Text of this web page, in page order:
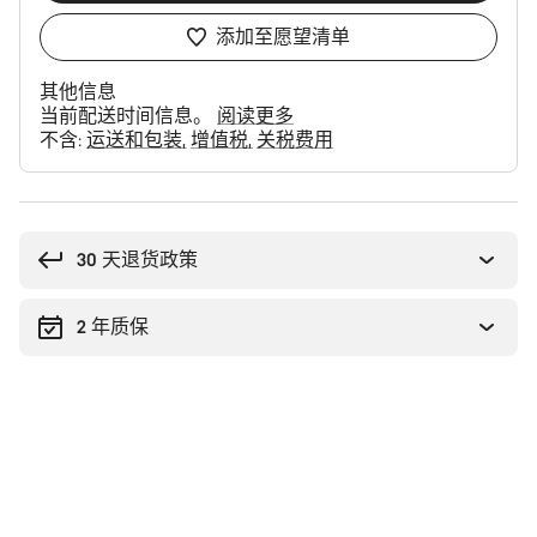
添加至愿望清单
其他信息
当前配送时间信息。 阅读更多
不含: 运送和包装 增值税 关税费用
30 天退货政策
2 年质保